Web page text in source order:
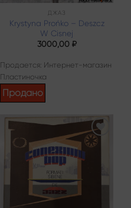
ДЖАЗ
Krystyna Prońko – Deszcz
W Cisnej
3000,00 ₽
Продается: Интернет-магазин
Пластиночка
Продано
Add to